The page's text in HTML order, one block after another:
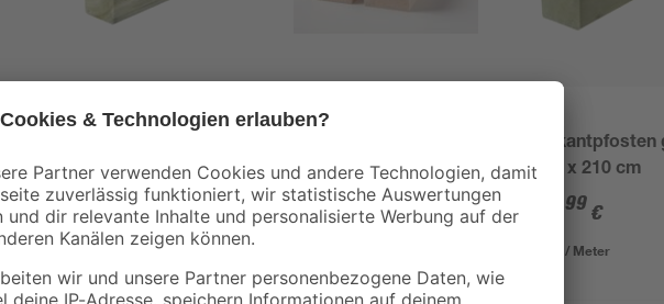
9 x 9 x 180 cm
15,49€
8,61 € / Meter
binderholz
2000 x 58 x 38 mm
3,98€
Vierkantpfosten
9 x 9 x 210 cm
99 €
9,52 € / Meter